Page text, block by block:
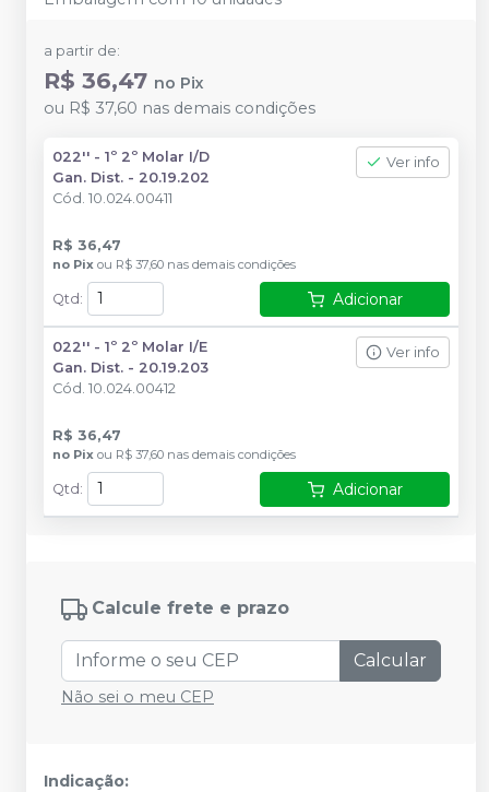
a partir de:
R$ 36,47 no Pix
ou R$ 37,60 nas demais condições
022'' - 1º 2º Molar I/D
Gan. Dist. - 20.19.202
Cód. 10.024.00411
Ver info
R$ 36,47
no Pix ou R$ 37,60 nas demais condições
Qtd : Adicionar
022'' - 1º 2º Molar I/E
Gan. Dist. - 20.19.203
Cód. 10.024.00412
Ver info
R$ 36,47
no Pix ou R$ 37,60 nas demais condições
Qtd : Adicionar
Calcule frete e prazo
Calcular
Não sei o meu CEP
Indicação: